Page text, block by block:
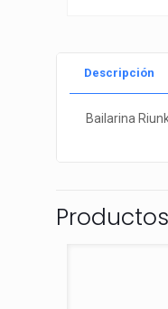
Descripción
Bailarina